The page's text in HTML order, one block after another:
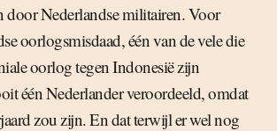
door Nederlandse militairen. Voor
oorlogsmisdaad, één van de vele die
oorlog tegen Indonesië zijn
één Nederlander veroordeeld, omdat
zou zijn. En dat terwijl er wel nog